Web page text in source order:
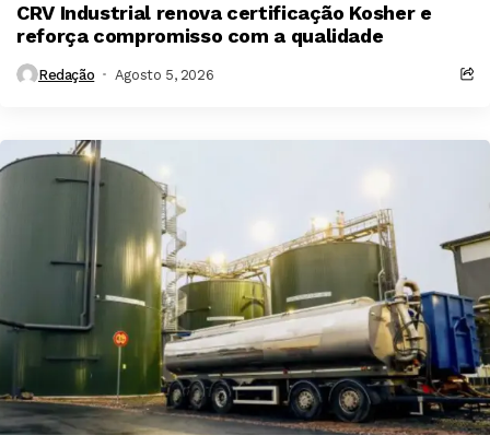
CRV Industrial renova certificação Kosher e
reforça compromisso com a qualidade
Redação Agosto 5, 2026